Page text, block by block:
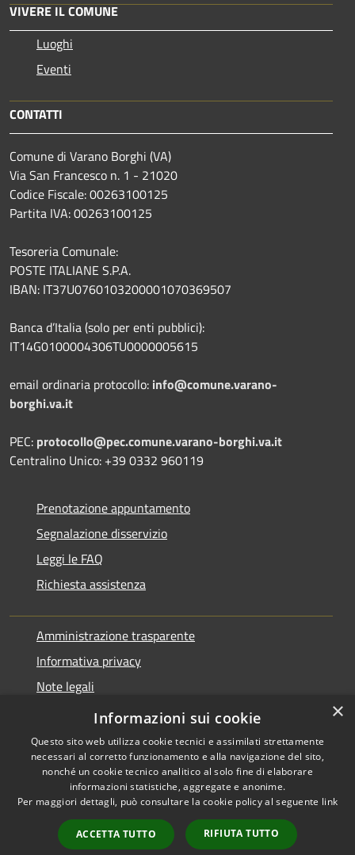
VIVERE IL COMUNE
Luoghi
Eventi
CONTATTI
Comune di Varano Borghi (VA)
Via San Francesco n. 1 - 21020
Codice Fiscale: 00263100125
Partita IVA: 00263100125
Tesoreria Comunale:
POSTE ITALIANE S.P.A.
IBAN: IT37U0760103200001070369507
Banca d’Italia (solo per enti pubblici):
IT14G0100004306TU0000005615
email ordinaria protocollo: info@comune.varano-
borghi.va.it
PEC: protocollo@pec.comune.varano-borghi.va.it
Centralino Unico: +39 0332 960119
Prenotazione appuntamento
Segnalazione disservizio
Leggi le FAQ
Richiesta assistenza
Amministrazione trasparente
Informativa privacy
Note legali
Dichiarazione di accessibilità
Accessibilità
Copyright © 2026 • Comune di
Varano Borghi • Powered by
Municipium•
Accesso
redazione
×
Informazioni sui cookie
Questo sito web utilizza cookie tecnici e assimilati strettamente
necessari al corretto funzionamento e alla navigazione del sito,
nonché un cookie tecnico analitico al solo fine di elaborare
informazioni statistiche, aggregate e anonime.
Per maggiori dettagli, può consultare la cookie policy al seguente link
ACCETTA TUTTO RIFIUTA TUTTO